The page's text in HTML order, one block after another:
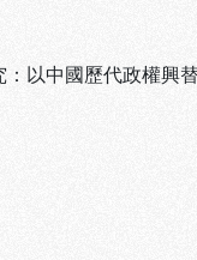
以中國歷代政權興